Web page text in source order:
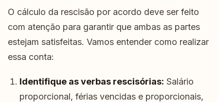
O cálculo da rescisão por acordo deve ser feito
com atenção para garantir que ambas as partes
estejam satisfeitas. Vamos entender como realizar
essa conta:
Identifique as verbas rescisórias: Salário
proporcional, férias vencidas e proporcionais,